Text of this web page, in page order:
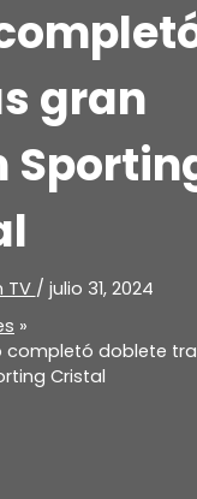
gran
TV / julio 31, 2024
completó doblete
Cristal